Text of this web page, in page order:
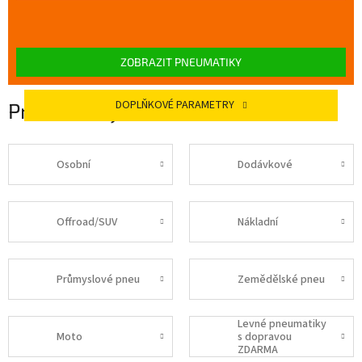
ZOBRAZIT PNEUMATIKY
DOPLŇKOVÉ PARAMETRY
Pneumatiky 205 60 R16
Osobní Dodávkové
Offroad/SUV Nákladní
Průmyslové pneu Zemědělské pneu
Moto
Levné pneumatiky
s dopravou
ZDARMA